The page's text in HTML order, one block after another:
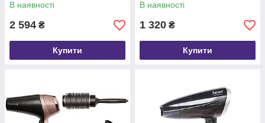
В наявності
2 594 ₴
Купити
В наявності
1 320 ₴
Купити